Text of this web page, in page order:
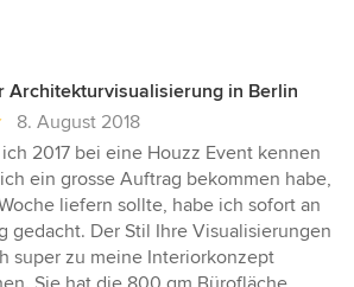
Architekturvisualisierung in Berlin
8. August 2018
2017 bei eine Houzz Event kennen
ein grosse Auftrag bekommen habe,
liefern sollte, habe ich sofort an
gedacht. Der Stil Ihre Visualisierungen
super zu meine Interiorkonzept